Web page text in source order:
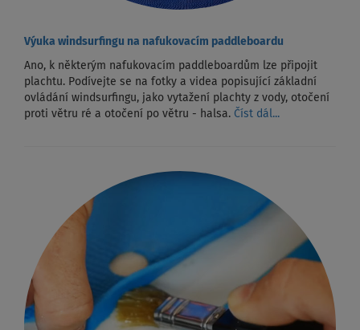
Výuka windsurfingu na nafukovacím paddleboardu
Ano, k některým nafukovacím paddleboardům lze připojit
plachtu. Podívejte se na fotky a videa popisující základní
ovládání windsurfingu, jako vytažení plachty z vody, otočení
proti větru ré a otočení po větru - halsa. Číst dál...